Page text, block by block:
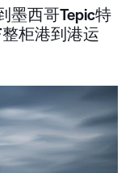
墨西哥Tepic特
柜港到港运